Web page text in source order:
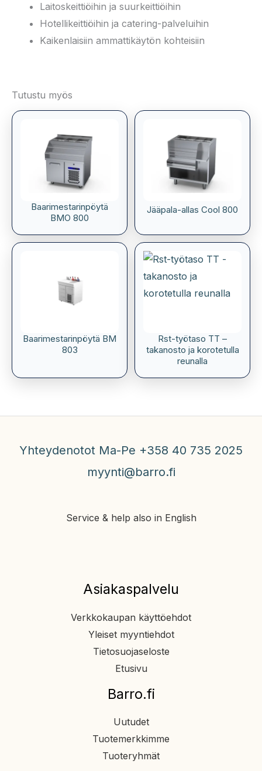
Laitoskeittiöihin ja suurkeittiöihin
Hotellikeittiöihin ja catering-palveluihin
Kaikenlaisiin ammattikäytön kohteisiin
Tutustu myös
Baarimestarinpöytä
BMO 800
Jääpala-allas Cool 800
Baarimestarinpöytä BM
803
Rst-työtaso TT –
takanosto ja korotetulla
reunalla
Yhteydenotot Ma-Pe +358 40 735 2025
myynti@barro.fi
Service & help also in English
Asiakaspalvelu
Verkkokaupan käyttöehdot
Yleiset myyntiehdot
Tietosuojaseloste
Etusivu
Barro.fi
Uutudet
Tuotemerkkimme
Tuoteryhmät